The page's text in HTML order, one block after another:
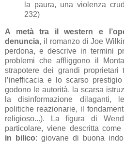
la paura, una violenza
232)
A metà tra il western e
denuncia, il romanzo di Joe
perdona, e descrive in termini
problemi che affliggono il
strapotere dei grandi proprietari
l’inefficacia e lo scarso
godono le autorità, la scarsa
la disinformazione dilaganti,
politiche reazionarie, il
religioso...). La figura di
particolare, viene descritta
in bilico: giovane di buona